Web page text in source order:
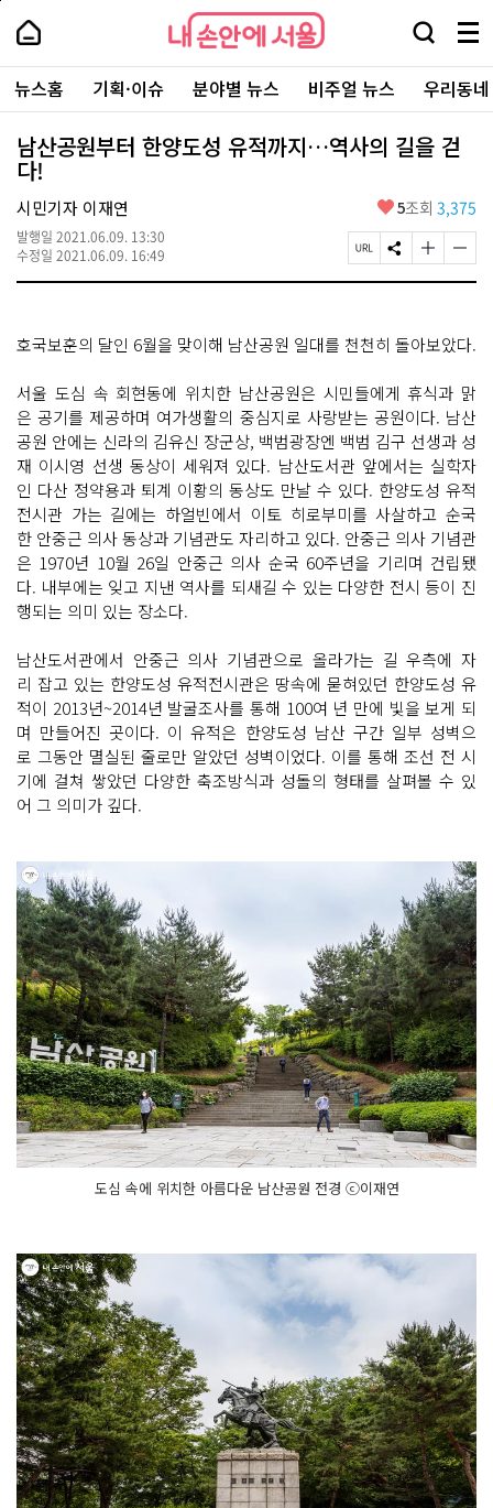
본
로
가
내
손
안
에
서
울
-
서
울
시
대
표
소
통
포
내
손
에
울
검
창
열
기
메
뉴
전
체
보
주
요
서
뉴스홈 기획·이슈 분야별 뉴스 비주얼 뉴스 우리동
남산공원부터 한양도성 유적까지…역사의 길을 걷
다!
시민기자 이재연
발행일 2021.06.09. 13:30
수정일 2021.06.09. 16:49
좋
요
5조회 3,375
페
이
R
L
사
S
N
하
글
자
게
경
하
기
글
자
작
게
경
하
기
호국보훈의 달인 6월을 맞이해 남산공원 일대를 천천히 돌아보았다.
서울 도심 속 회현동에 위치한 남산공원은 시민들에게 휴식과 맑
은 공기를 제공하며 여가생활의 중심지로 사랑받는 공원이다. 남산
공원 안에는 신라의 김유신 장군상, 백범광장엔 백범 김구 선생과 성
재 이시영 선생 동상이 세워져 있다. 남산도서관 앞에서는 실학자
인 다산 정약용과 퇴계 이황의 동상도 만날 수 있다. 한양도성 유적
전시관 가는 길에는 하얼빈에서 이토 히로부미를 사살하고 순국
한 안중근 의사 동상과 기념관도 자리하고 있다. 안중근 의사 기념관
은 1970년 10월 26일 안중근 의사 순국 60주년을 기리며 건립됐
다. 내부에는 잊고 지낸 역사를 되새길 수 있는 다양한 전시 등이 진
행되는 의미 있는 장소다.
남산도서관에서 안중근 의사 기념관으로 올라가는 길 우측에 자
리 잡고 있는 한양도성 유적전시관은 땅속에 묻혀있던 한양도성 유
적이 2013년~2014년 발굴조사를 통해 100여 년 만에 빛을 보게 되
며 만들어진 곳이다. 이 유적은 한양도성 남산 구간 일부 성벽으
로 그동안 멸실된 줄로만 알았던 성벽이었다. 이를 통해 조선 전 시
기에 걸쳐 쌓았던 다양한 축조방식과 성돌의 형태를 살펴볼 수 있
어 그 의미가 깊다.
도심 속에 위치한 아름다운 남산공원 전경 ⓒ이재연
페
상
단
로